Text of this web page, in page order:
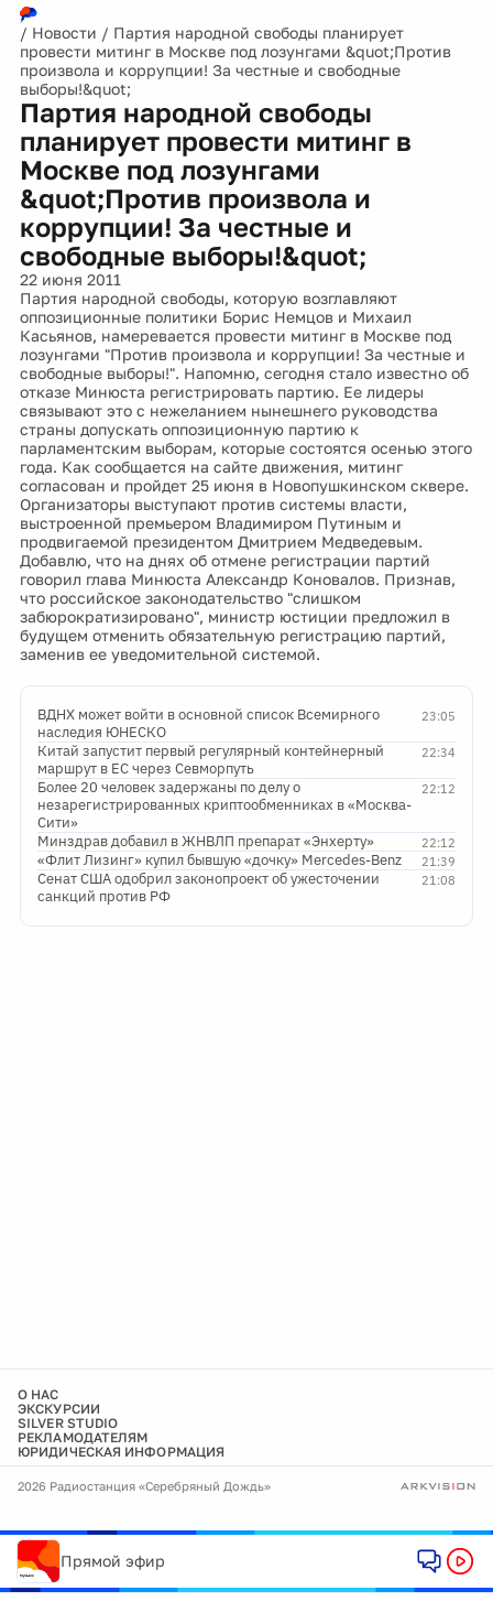
/ Новости / Партия народной свободы планирует
провести митинг в Москве под лозунгами &quot;Против
произвола и коррупции! За честные и свободные
выборы!&quot;
Партия народной свободы
планирует провести митинг в
Москве под лозунгами
&quot;Против произвола и
коррупции! За честные и
свободные выборы!&quot;
22 июня 2011
Партия народной свободы, которую возглавляют
оппозиционные политики Борис Немцов и Михаил
Касьянов, намеревается провести митинг в Москве под
лозунгами "Против произвола и коррупции! За честные и
свободные выборы!". Напомню, сегодня стало известно об
отказе Минюста регистрировать партию. Ее лидеры
связывают это с нежеланием нынешнего руководства
страны допускать оппозиционную партию к
парламентским выборам, которые состоятся осенью этого
года. Как сообщается на сайте движения, митинг
согласован и пройдет 25 июня в Новопушкинском сквере.
Организаторы выступают против системы власти,
выстроенной премьером Владимиром Путиным и
продвигаемой президентом Дмитрием Медведевым.
Добавлю, что на днях об отмене регистрации партий
говорил глава Минюста Александр Коновалов. Признав,
что российское законодательство "слишком
забюрократизировано", министр юстиции предложил в
будущем отменить обязательную регистрацию партий,
заменив ее уведомительной системой.
23:05
ВДНХ может войти в основной список Всемирного
наследия ЮНЕСКО
22:34
Китай запустит первый регулярный контейнерный
маршрут в ЕС через Севморпуть
22:12
Более 20 человек задержаны по делу о
незарегистрированных криптообменниках в «Москва-
Сити»
22:12
Минздрав добавил в ЖНВЛП препарат «Энхерту»
21:39
«Флит Лизинг» купил бывшую «дочку» Mercedes-Benz
21:08
Сенат США одобрил законопроект об ужесточении
санкций против РФ
О НАС
ЭКСКУРСИИ
SILVER STUDIO
РЕКЛАМОДАТЕЛЯМ
ЮРИДИЧЕСКАЯ ИНФОРМАЦИЯ
2026 Радиостанция «Серебряный Дождь»
Прямой эфир